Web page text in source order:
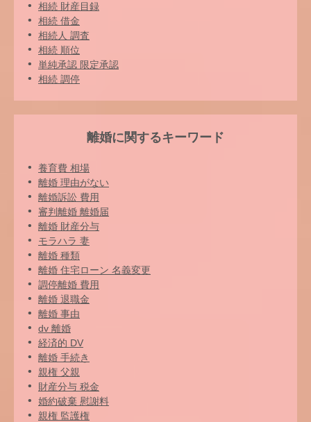
相続 財産目録
相続 借金
相続人 調査
相続 順位
単純承認 限定承認
相続 調停
離婚に関するキーワード
養育費 相場
離婚 理由がない
離婚訴訟 費用
審判離婚 離婚届
離婚 財産分与
モラハラ 妻
離婚 種類
離婚 住宅ローン 名義変更
調停離婚 費用
離婚 退職金
離婚 事由
dv 離婚
経済的 DV
離婚 手続き
親権 父親
財産分与 税金
婚約破棄 慰謝料
親権 監護権